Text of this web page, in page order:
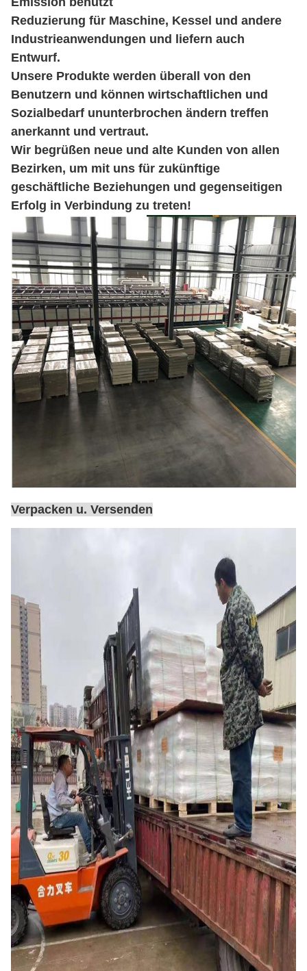
Reduzierung für Maschine, Kessel und andere
Industrieanwendungen und liefern auch
Entwurf.
Unsere Produkte werden überall von den
Benutzern und können wirtschaftlichen und
Sozialbedarf ununterbrochen ändern treffen
anerkannt und vertraut.
Wir begrüßen neue und alte Kunden von allen
Bezirken, um mit uns für zukünftige
geschäftliche Beziehungen und gegenseitigen
Erfolg in Verbindung zu treten!
Verpacken u. Versenden